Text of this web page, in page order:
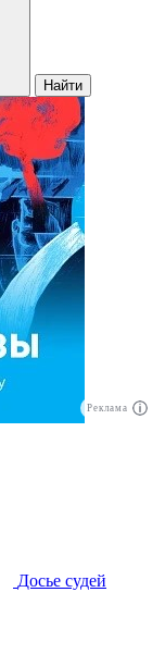
Найти
Реклама
Досье судей